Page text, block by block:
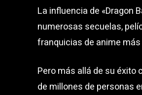
La influencia de «Dragon
numerosas secuelas,
franquicias de anime
Pero más allá de su éxito
de millones de personas